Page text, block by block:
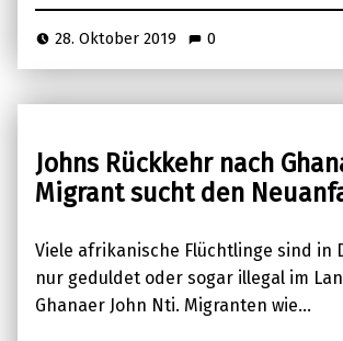
28. Oktober 2019 0
Johns Rückkehr nach
Migrant sucht den
Viele afrikanische Flüchtlinge sind in
nur geduldet oder sogar illegal im
Ghanaer John Nti. Migranten wie…